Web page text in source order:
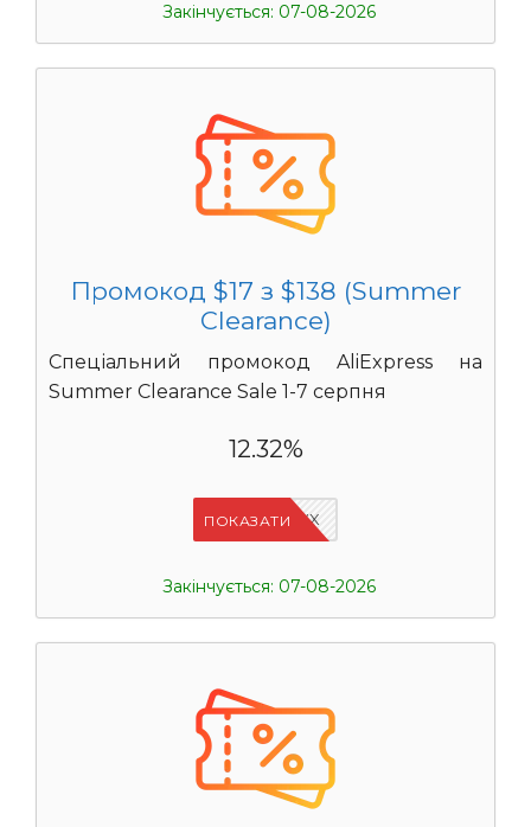
Закінчується: 07-08-2026
Промокод $17 з $138 (Summer
Clearance)
Спеціальний промокод AliExpress на
Summer Clearance Sale 1-7 серпня
12.32%
IFPAURWX
ПОКАЗАТИ
Закінчується: 07-08-2026